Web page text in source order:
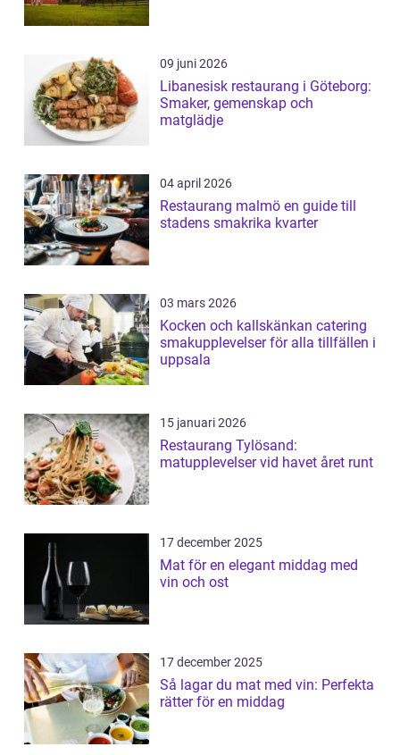
09 juni 2026
Libanesisk restaurang i Göteborg:
Smaker, gemenskap och
matglädje
04 april 2026
Restaurang malmö en guide till
stadens smakrika kvarter
03 mars 2026
Kocken och kallskänkan catering
smakupplevelser för alla tillfällen i
uppsala
15 januari 2026
Restaurang Tylösand:
matupplevelser vid havet året runt
17 december 2025
Mat för en elegant middag med
vin och ost
17 december 2025
Så lagar du mat med vin: Perfekta
rätter för en middag